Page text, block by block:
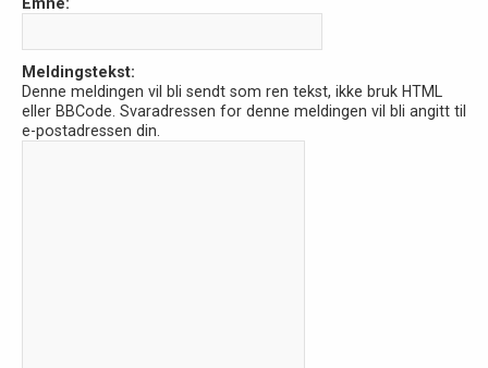
Emne:
Meldingstekst:
Denne meldingen vil bli sendt som ren tekst, ikke bruk HTML
eller BBCode. Svaradressen for denne meldingen vil bli angitt til
e-postadressen din.